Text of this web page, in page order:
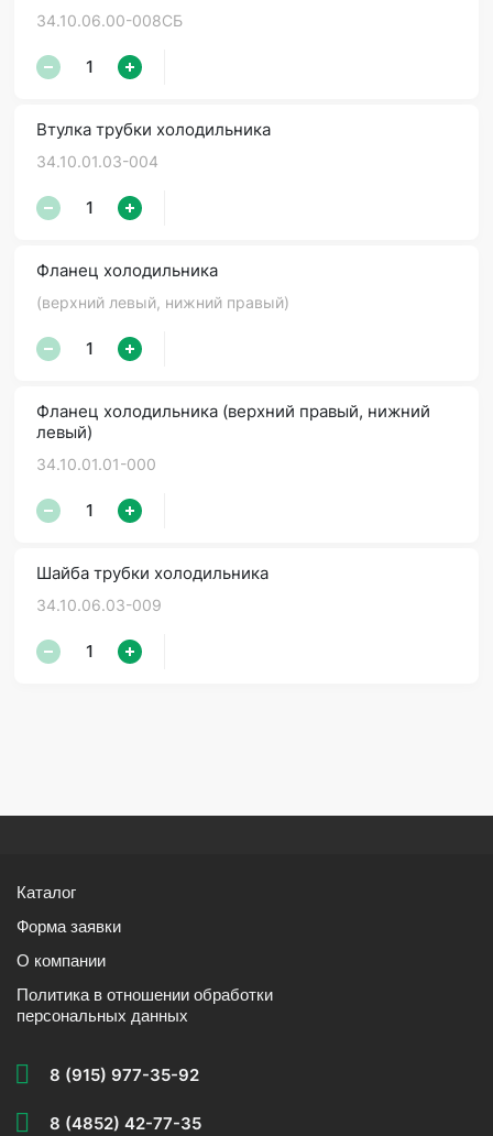
34.10.06.00-008СБ
Втулка трубки холодильника
34.10.01.03-004
Фланец холодильника
(верхний левый, нижний правый)
Фланец холодильника (верхний правый, нижний
левый)
34.10.01.01-000
Шайба трубки холодильника
34.10.06.03-009
Каталог
Форма заявки
О компании
Политика в отношении обработки
персональных данных
8 (915) 977-35-92
8 (4852) 42-77-35